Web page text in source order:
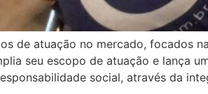
de atuação no mercado, focados
seu escopo de atuação e lança
social, através da